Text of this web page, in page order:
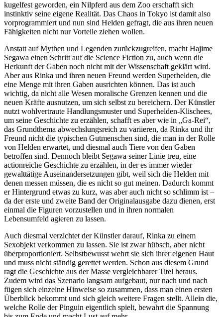
kugelfest geworden, ein Nilpferd aus dem Zoo erschafft sich
instinktiv seine eigene Realität. Das Chaos in Tokyo ist damit also
vorprogrammiert und nun sind Helden gefragt, die aus ihren neuen
Fähigkeiten nicht nur Vorteile ziehen wollen.
Anstatt auf Mythen und Legenden zurückzugreifen, macht Hajime
Segawa einen Schritt auf die Science Fiction zu, auch wenn die
Herkunft der Gaben noch nicht mit der Wissenschaft geklärt wird.
Aber aus Rinka und ihren neuen Freund werden Superhelden, die
eine Menge mit ihren Gaben ausrichten können. Das ist auch
wichtig, da nicht alle Wesen moralische Grenzen kennen und die
neuen Kräfte ausnutzen, um sich selbst zu bereichern. Der Künstler
nutzt wohlvertraute Handlungsmuster und Superhelden-Klischees,
um seine Geschichte zu erzählen, schafft es aber wie in „Ga-Rei“,
das Grundthema abwechslungsreich zu variieren, da Rinka und ihr
Freund nicht die typischen Gutmenschen sind, die man in der Rolle
von Helden erwartet, und diesmal auch Tiere von den Gaben
betroffen sind. Dennoch bleibt Segawa seiner Linie treu, eine
actionreiche Geschichte zu erzählen, in der es immer wieder
gewalttätige Auseinandersetzungen gibt, weil sich die Helden mit
denen messen müssen, die es nicht so gut meinen. Dadurch kommt
er Hintergrund etwas zu kurz, was aber auch nicht so schlimm ist –
da der erste und zweite Band der Originalausgabe dazu dienen, erst
einmal die Figuren vorzustellen und in ihren normalen
Lebensumfeld agieren zu lassen.
Auch diesmal verzichtet der Künstler darauf, Rinka zu einem
Sexobjekt verkommen zu lassen. Sie ist zwar hübsch, aber nicht
überproportioniert. Selbstbewusst wehrt sie sich ihrer eigenen Haut
und muss nicht ständig gerettet werden. Schon aus diesem Grund
ragt die Geschichte aus der Masse vergleichbarer Titel heraus.
Zudem wird das Szenario langsam aufgebaut, nur nach und nach
fügen sich einzelne Hinweise so zusammen, dass man einen ersten
Überblick bekommt und sich gleich weitere Fragen stellt. Allein die,
welche Rolle der Pinguin eigentlich spielt, bewahrt die Spannung